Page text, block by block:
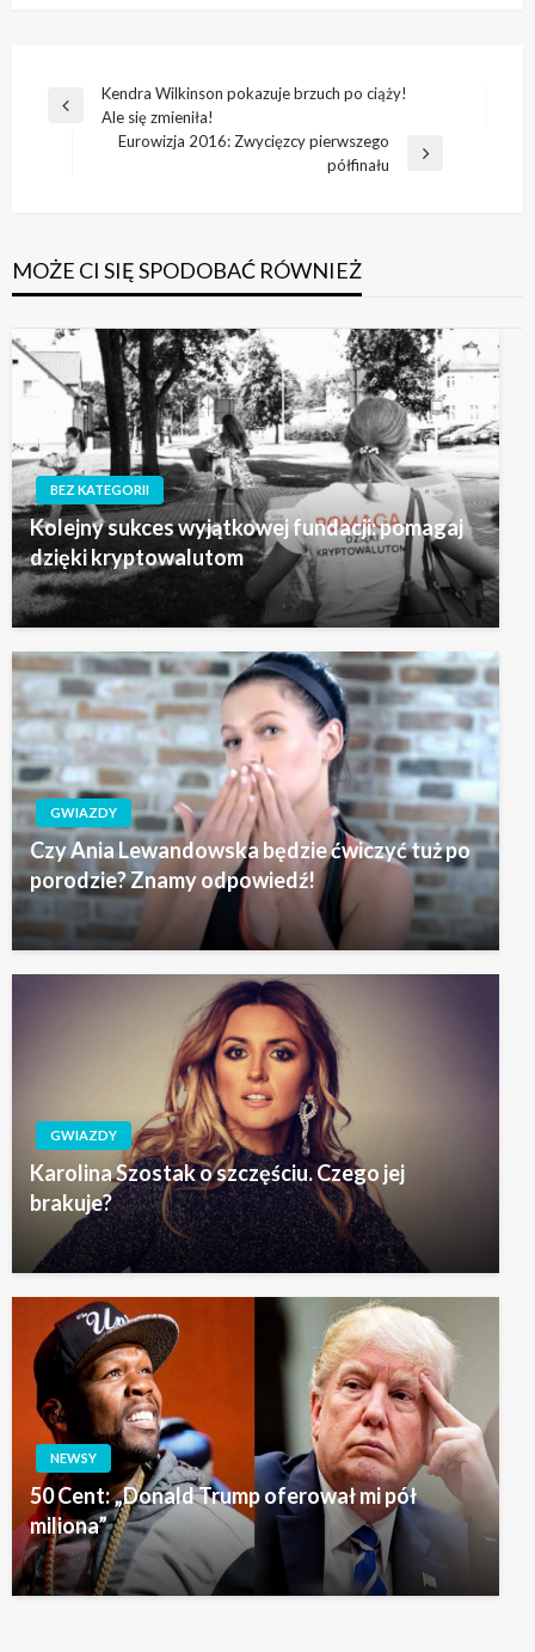
Nawigacja
wpisu
Poprzedni
Kendra Wilkinson pokazuje brzuch po ciąży!
Ale się zmieniła!
Eurowizja 2016: Zwycięzcy pierwszego
półfinału
MOŻE CI SIĘ SPODOBAĆ RÓWNIEŻ
BEZ KATEGORII
Kolejny sukces wyjątkowej fundacji: pomagaj
dzięki kryptowalutom
GWIAZDY
Czy Ania Lewandowska będzie ćwiczyć tuż po
porodzie? Znamy odpowiedź!
GWIAZDY
Karolina Szostak o szczęściu. Czego jej
brakuje?
NEWSY
50 Cent: „Donald Trump oferował mi pół
miliona”